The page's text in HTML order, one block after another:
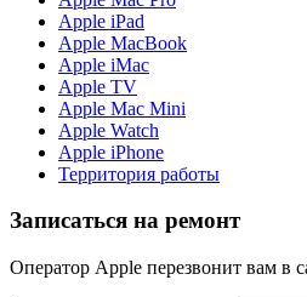
Apple iPad
Apple MacBook
Apple iMac
Apple TV
Apple Mac Mini
Apple Watch
Apple iPhone
Территория работы
Записаться на ремонт
Оператор Apple перезвонит вам в